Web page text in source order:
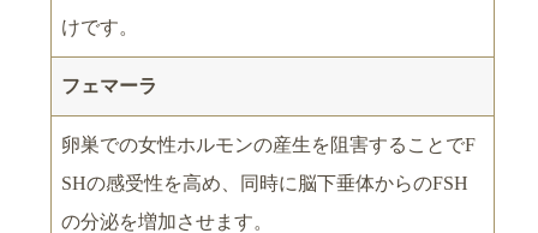
けです。
フェマーラ
卵巣での女性ホルモンの産生を阻害することでF
SHの感受性を高め、同時に脳下垂体からのFSH
の分泌を増加させます。